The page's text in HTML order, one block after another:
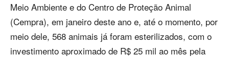
Meio Ambiente e do Centro de Proteção Animal
(Cempra), em janeiro deste ano e, até o momento, por
meio dele, 568 animais já foram esterilizados, com o
investimento aproximado de R$ 25 mil ao mês pela